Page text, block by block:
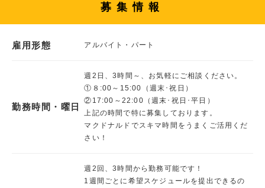
募集情報
雇用形態 アルバイト・パート
勤務時間・曜日
週2日、3時間～、お気軽にご相談ください。
①８:00～15:00（週末･祝日）
②17:00～22:00（週末･祝日･平日）
上記の時間で特に募集しております。
マクドナルドでスキマ時間をうまくご活用くだ
さい！
週2回、3時間から勤務可能です！
1週間ごとに希望スケジュールを提出できるの